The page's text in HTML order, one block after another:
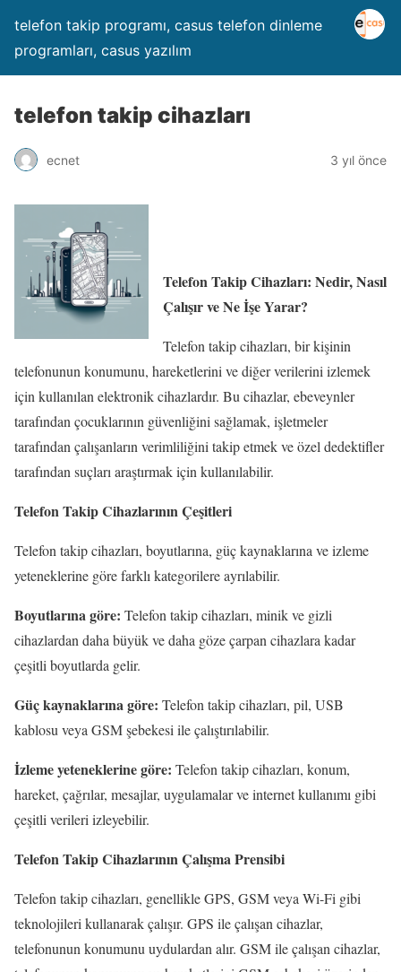
telefon takip programı, casus telefon dinleme
programları, casus yazılım
telefon takip cihazları
ecnet 3 yıl önce
Telefon Takip Cihazları: Nedir, Nasıl
Çalışır ve Ne İşe Yarar?
Telefon takip cihazları, bir kişinin
telefonunun konumunu, hareketlerini ve diğer verilerini izlemek
için kullanılan elektronik cihazlardır. Bu cihazlar, ebeveynler
tarafından çocuklarının güvenliğini sağlamak, işletmeler
tarafından çalışanların verimliliğini takip etmek ve özel dedektifler
tarafından suçları araştırmak için kullanılabilir.
Telefon Takip Cihazlarının Çeşitleri
Telefon takip cihazları, boyutlarına, güç kaynaklarına ve izleme
yeteneklerine göre farklı kategorilere ayrılabilir.
Boyutlarına göre: Telefon takip cihazları, minik ve gizli
cihazlardan daha büyük ve daha göze çarpan cihazlara kadar
çeşitli boyutlarda gelir.
Güç kaynaklarına göre: Telefon takip cihazları, pil, USB
kablosu veya GSM şebekesi ile çalıştırılabilir.
İzleme yeteneklerine göre: Telefon takip cihazları, konum,
hareket, çağrılar, mesajlar, uygulamalar ve internet kullanımı gibi
çeşitli verileri izleyebilir.
Telefon Takip Cihazlarının Çalışma Prensibi
Telefon takip cihazları, genellikle GPS, GSM veya Wi-Fi gibi
teknolojileri kullanarak çalışır. GPS ile çalışan cihazlar,
telefonunun konumunu uydulardan alır. GSM ile çalışan cihazlar,